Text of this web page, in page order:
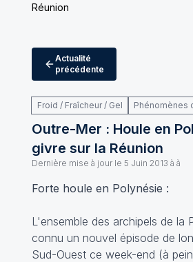
Réunion
Actualité
précédente
Froid / Fraîcheur / Gel Phénomènes
Outre-Mer : Houle en
givre sur la Réunion
Dernière mise à jour le 5 Juin 2013 à à
Forte houle en Polynésie :
L'ensemble des archipels de la
connu un nouvel épisode de
Sud-Ouest ce week-end (à